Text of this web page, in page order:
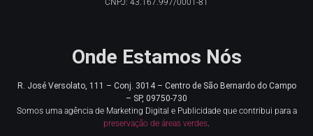
CNPJ: 43.167.997/0001-81
Onde Estamos Nós
R. José Versolato, 111 – Conj. 3014 – Centro de São Bernardo do Campo
– SP, 09750-730
Somos uma agência de Marketing Digital e Publicidade que contribui para a
preservação de áreas verdes